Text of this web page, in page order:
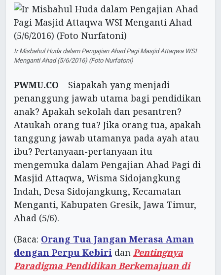
Ir Misbahul Huda dalam Pengajian Ahad Pagi Masjid Attaqwa WSI
Menganti Ahad (5/6/2016) (Foto Nurfatoni)
PWMU.CO – Siapakah yang menjadi
penanggung jawab utama bagi pendidikan
anak? Apakah sekolah dan pesantren?
Ataukah orang tua? Jika orang tua, apakah
tanggung jawab utamanya pada ayah atau
ibu? Pertanyaan-pertanyaan itu
mengemuka dalam Pengajian Ahad Pagi di
Masjid Attaqwa, Wisma Sidojangkung
Indah, Desa Sidojangkung, Kecamatan
Menganti, Kabupaten Gresik, Jawa Timur,
Ahad (5/6).
(Baca: Orang Tua Jangan Merasa Aman
dengan Perpu Kebiri dan Pentingnya
Paradigma Pendidikan Berkemajuan di